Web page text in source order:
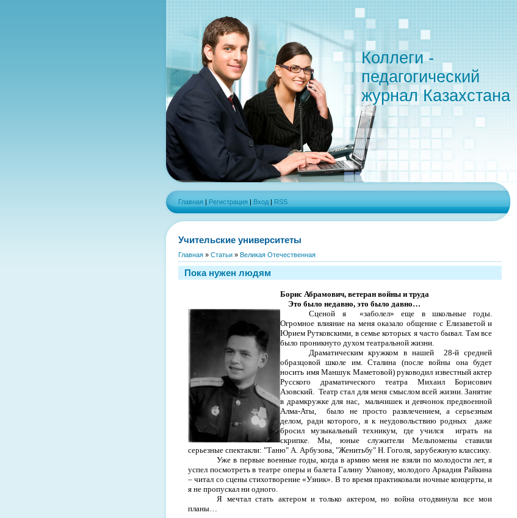
Коллеги -
педагогический
журнал Казахстана
Главная | Регистрация | Вход | RSS
Учительские университеты
Главная » Статьи » Великая Отечественная
Пока нужен людям
Борис Абрамович, ветеран войны и труда
Это было недавно, это было давно…
Сценой я
«заболел» еще в школьные годы.
Огромное влияние на меня оказало общение с Елизаветой и
Юрием Рутковскими, в семье которых я часто бывал. Там все
было проникнуто духом театральной жизни.
Драматическим кружком в нашей
28-й средней
образцовой школе им. Сталина (после войны она будет
носить имя Маншук Маметовой) руководил известный актер
Русского драматического театра Михаил Борисович
Азовский.
Театр стал для меня смыс­лом всей жизни.За­нятие
в драмкружке для нас,
мальчи­шек и девчонок предвоенной
Ал­ма-Аты,
было не просто развле­чением, а серьезным
делом, ра­ди которого, я к неудовольствию родных
даже
бросил му­зыкальный техникум, где учился
играть на
скрипке. Мы, юные служители Мельпомены ста­вили
серьезные спектакли: "Та­ню" А. Арбузова, "Женитьбу" Н. Гоголя, зарубежную классику.
Уже в первые военные годы, когда в армию меня не взяли по молодости лет, я
успел посмотреть в театре оперы и балета Галину Уланову, молодого Аркадия Райкина
– читал со сцены стихотворение «Узник». В то время практиковали ночные концерты, и
я не пропускал ни одного.
Я мечтал стать актером и только актером, но война отодвинула все мои
планы…